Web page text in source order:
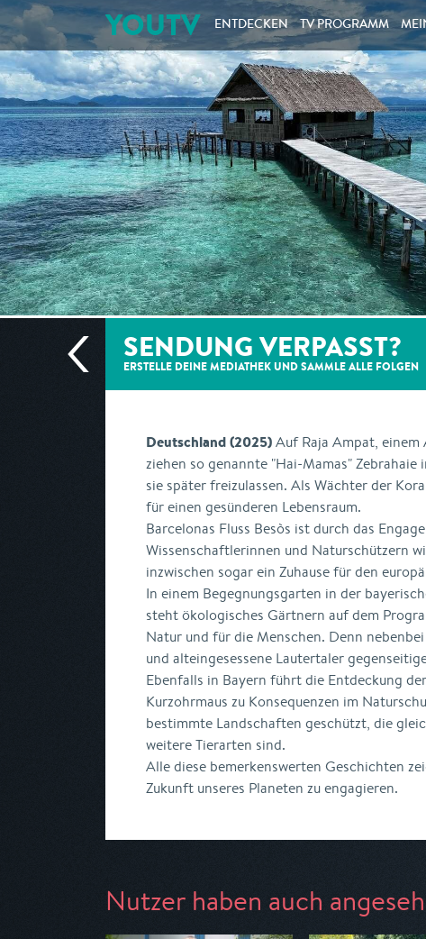
YOUTV ENTDECKEN TV PROGRAMM
SENDUNG VERPASST?
ERSTELLE DEINE MEDIATHEK UND SAMMLE ALLE FOLGEN
Deutschland (2025)Auf Raja Ampat,
ziehen so genannte "Hai-Mamas" Zebrahaie
sie später freizulassen. Als Wächter der
für einen gesünderen Lebensraum.
Barcelonas Fluss Besòs ist durch das
Wissenschaftlerinnen und Naturschützern
inzwischen sogar ein Zuhause für den
In einem Begegnungsgarten in der
steht ökologisches Gärtnern auf dem
Natur und für die Menschen. Denn
und alteingesessene Lautertaler
Ebenfalls in Bayern führt die Entdeckung
Kurzohrmaus zu Konsequenzen im
bestimmte Landschaften geschützt, die
weitere Tierarten sind.
Alle diese bemerkenswerten Geschichten
Zukunft unseres Planeten zu engagieren.
Nutzer haben auch